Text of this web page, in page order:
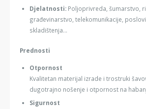
Djelatnosti: Poljoprivreda, šumarstvo,
građevinarstvo, telekomunikacije,
skladištenja...
Prednosti
Otpornost
Kvalitetan materijal izrade i trostruki
dugotrajno nošenje i otpornost na
Sigurnost